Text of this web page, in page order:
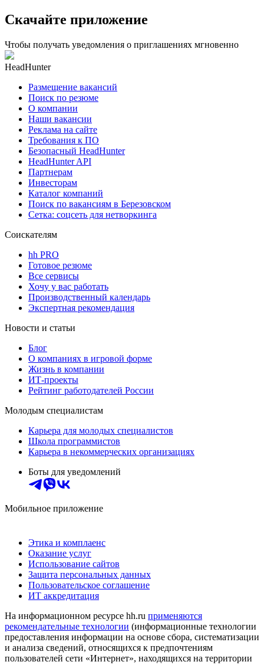
Скачайте приложение
Чтобы получать уведомления о приглашениях мгновенно
HeadHunter
Размещение вакансий
Поиск по резюме
О компании
Наши вакансии
Реклама на сайте
Требования к ПО
Безопасный HeadHunter
HeadHunter API
Партнерам
Инвесторам
Каталог компаний
Поиск по вакансиям в Березовском
Сетка: соцсеть для нетворкинга
Соискателям
hh PRO
Готовое резюме
Все сервисы
Хочу у вас работать
Производственный календарь
Экспертная рекомендация
Новости и статьи
Блог
О компаниях в игровой форме
Жизнь в компании
ИТ-проекты
Рейтинг работодателей России
Молодым специалистам
Карьера для молодых специалистов
Школа программистов
Карьера в некоммерческих организациях
Боты для уведомлений
Мобильное приложение
Этика и комплаенс
Оказание услуг
Использование сайтов
Защита персональных данных
Пользовательское соглашение
ИТ аккредитация
На информационном ресурсе hh.ru применяются
рекомендательные технологии (информационные технологии
предоставления информации на основе сбора, систематизации
и анализа сведений, относящихся к предпочтениям
пользователей сети «Интернет», находящихся на территории